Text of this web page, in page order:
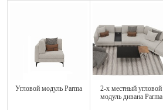
Угловой модуль Parma
2-х местный угловой
модуль дивана Parma